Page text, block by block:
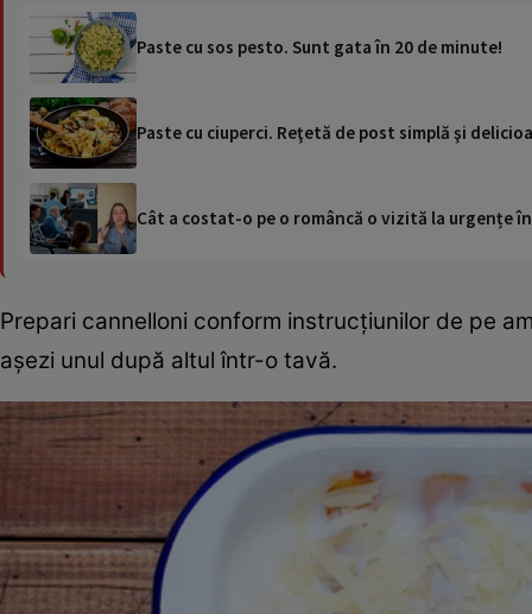
Paste cu sos pesto. Sunt gata în 20 de minute!
Paste cu ciuperci. Reţetă de post simplă şi
Cât a costat-o pe o româncă o vizită la urgențe
Prepari cannelloni conform instrucțiunilor de pe
așezi unul după altul într-o tavă.